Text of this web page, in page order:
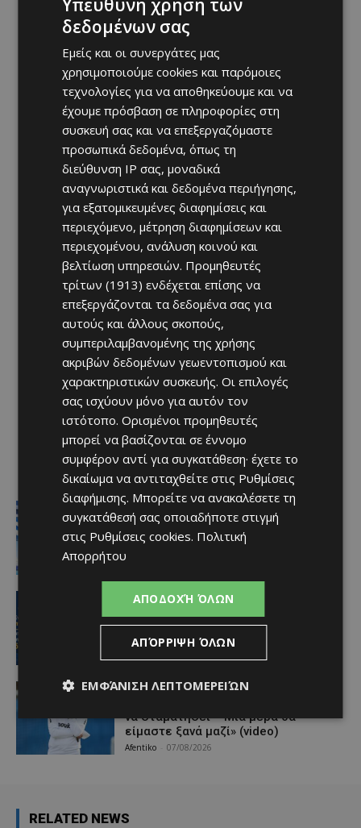
Ειδήσεις
Στον αέρα η ακτοπλοϊκή Κύπρου –
Ελλάδας μετά το 2027 χωρίς νέα
κρατική επιδότηση
ΑΕΛ
εγγράφονται στα μητρώα διαιτητών
(κανονισμοί και προϋποθέσεις)
Afentiko - 07/08/2026
video
να σταματήσει – Μια μέρα θα
είμαστε ξανά μαζί» (video)
Afentiko 07/08/2026
RELATED NEWS
Υπεύθυνη χρήση των
δεδομένων σας
Εμείς και οι συνεργάτες μας
χρησιμοποιούμε cookies και παρόμοιες
τεχνολογίες για να αποθηκεύουμε και να
έχουμε πρόσβαση σε πληροφορίες στη
συσκευή σας και να επεξεργαζόμαστε
προσωπικά δεδομένα, όπως τη
διεύθυνση IP σας, μοναδικά
αναγνωριστικά και δεδομένα περιήγησης,
για εξατομικευμένες διαφημίσεις και
περιεχόμενο, μέτρηση διαφημίσεων και
περιεχομένου, ανάλυση κοινού και
βελτίωση υπηρεσιών. Προμηθευτές
τρίτων (1913) ενδέχεται επίσης να
επεξεργάζονται τα δεδομένα σας για
αυτούς και άλλους σκοπούς,
συμπεριλαμβανομένης της χρήσης
ακριβών δεδομένων γεωεντοπισμού και
χαρακτηριστικών συσκευής. Οι επιλογές
σας ισχύουν μόνο για αυτόν τον
ιστότοπο. Ορισμένοι προμηθευτές
μπορεί να βασίζονται σε έννομο
συμφέρον αντί για συγκατάθεση· έχετε το
δικαίωμα να αντιταχθείτε στις Ρυθμίσεις
διαφήμισης. Μπορείτε να ανακαλέσετε τη
συγκατάθεσή σας οποιαδήποτε στιγμή
στις Ρυθμίσεις cookies. Πολιτική
Απορρήτου
ΑΠΟΔΟΧΉ ΌΛΩΝ
ΑΠΌΡΡΙΨΗ ΌΛΩΝ
ΕΜΦΆΝΙΣΗ ΛΕΠΤΟΜΕΡΕΙΏΝ